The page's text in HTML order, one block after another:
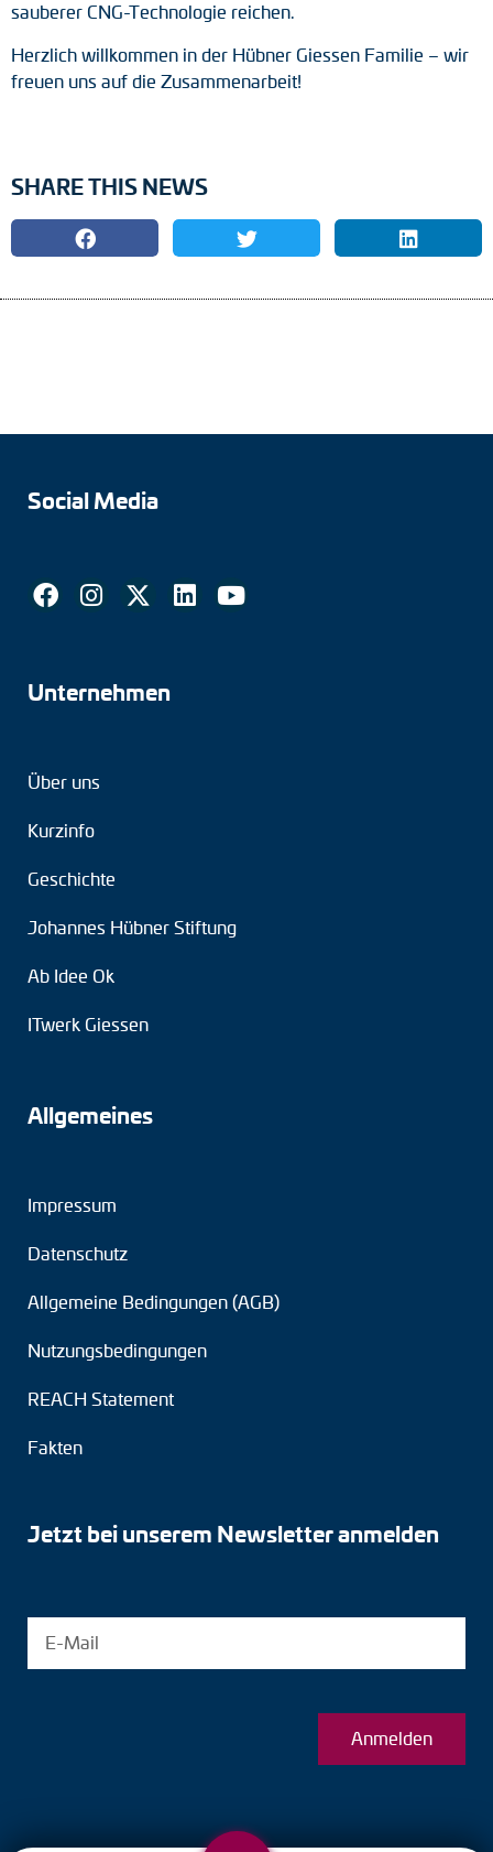
AC Synchrongeneratoren
sauberer CNG-Technologie reichen.
Herzlich willkommen in der Hübner Giessen Familie – wir
freuen uns auf die Zusammenarbeit!
SHARE THIS NEWS
Social Media
Unternehmen
Über uns
Kurzinfo
Geschichte
Johannes Hübner Stiftung
Ab Idee Ok
ITwerk Giessen
Allgemeines
Impressum
Datenschutz
Allgemeine Bedingungen (AGB)
Nutzungsbedingungen
REACH Statement
Fakten
Jetzt bei unserem Newsletter anmelden
Anmelden